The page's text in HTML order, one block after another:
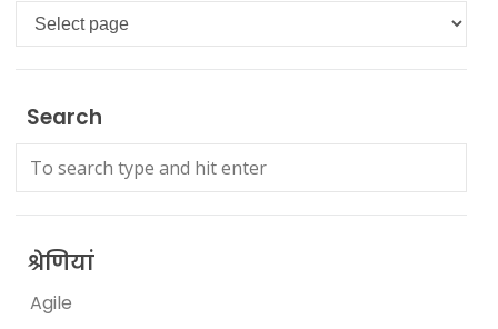
Languages
Search
श्रेणियां
Agile